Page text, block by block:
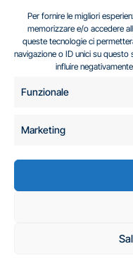
Per fornire le migliori
memorizzare e/o accedere
queste tecnologie ci
navigazione o ID unici su
influire
Funzionale
Marketing
Centro Analisi e
Analisi